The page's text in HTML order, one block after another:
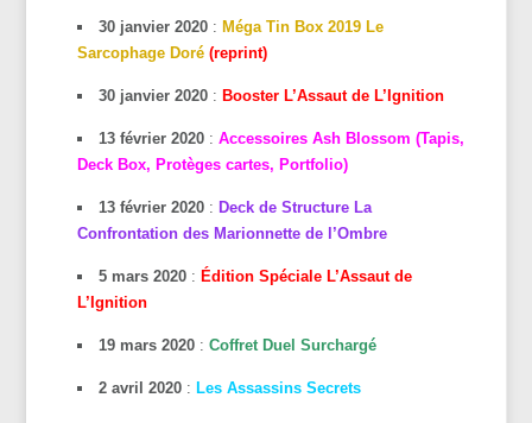
30 janvier 2020 : Méga Tin Box 2019 Le
Sarcophage Doré (reprint)
30 janvier 2020 : Booster L’Assaut de L’Ignition
13 février 2020 :Accessoires Ash Blossom (Tapis,
Deck Box, Protèges cartes, Portfolio)
13 février 2020 : Deck de Structure La
Confrontation des Marionnette de l’Ombre
5 mars 2020 : Édition Spéciale L’Assaut de
L’Ignition
19 mars 2020 :Coffret Duel Surchargé
2 avril 2020 : Les Assassins Secrets